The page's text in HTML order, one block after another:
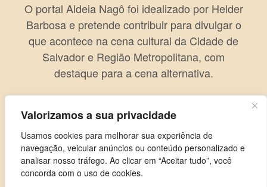
Valorizamos a sua privacidade
Usamos cookies para melhorar sua experiência de
navegação, veicular anúncios ou conteúdo personalizado e
analisar nosso tráfego. Ao clicar em “Aceitar tudo”, você
concorda com o uso de cookies.
O portal Aldeia Nagô foi idealizado por Helder
Barbosa e pretende contribuir para divulgar o
que acontece na cena cultural da Cidade de
Salvador e Região Metropolitana, com
destaque para a cena alternativa.